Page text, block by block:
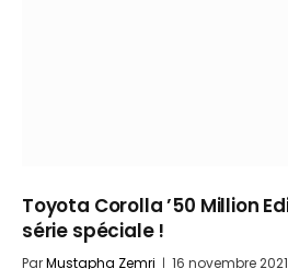
Toyota Corolla ’50 Million
série spéciale !
ParMustapha Zemri 16 novembre 2021